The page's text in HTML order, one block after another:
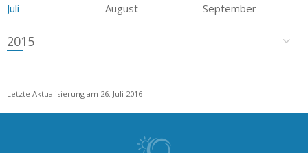
Juli
August September
2015
Letzte Aktualisierung am 26. Juli 2016